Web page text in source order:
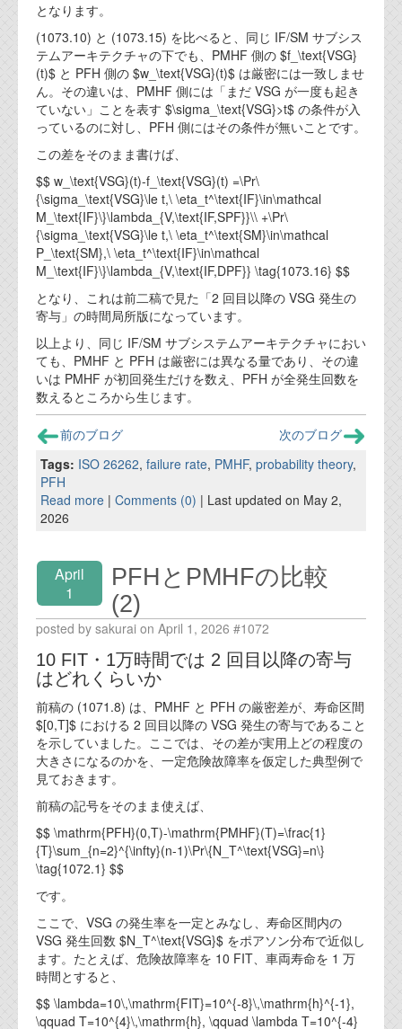
となります。
(1073.10) と (1073.15) を比べると、同じ IF/SM サブシス
テムアーキテクチャの下でも、PMHF 側の $f_\text{VSG}
(t)$ と PFH 側の $w_\text{VSG}(t)$ は厳密には一致しませ
ん。その違いは、PMHF 側には「まだ VSG が一度も起き
ていない」ことを表す $\sigma_\text{VSG}>t$ の条件が入
っているのに対し、PFH 側にはその条件が無いことです。
この差をそのまま書けば、
$$ w_\text{VSG}(t)-f_\text{VSG}(t) =\Pr\
{\sigma_\text{VSG}\le t,\ \eta_t^\text{IF}\in\mathcal
M_\text{IF}\}\lambda_{V,\text{IF,SPF}}\\ +\Pr\
{\sigma_\text{VSG}\le t,\ \eta_t^\text{SM}\in\mathcal
P_\text{SM},\ \eta_t^\text{IF}\in\mathcal
M_\text{IF}\}\lambda_{V,\text{IF,DPF}} \tag{1073.16} $$
となり、これは前二稿で見た「2 回目以降の VSG 発生の
寄与」の時間局所版になっています。
以上より、同じ IF/SM サブシステムアーキテクチャにおい
ても、PMHF と PFH は厳密には異なる量であり、その違
いは PMHF が初回発生だけを数え、PFH が全発生回数を
数えるところから生じます。
前のブログ
次のブログ
Tags: ISO 26262, failure rate, PMHF, probability theory,
PFH
Read more | Comments (0) | Last updated on May 2,
2026
April
1
PFHとPMHFの比較
(2)
posted by sakurai on April 1, 2026 #1072
10 FIT・1万時間では 2 回目以降の寄与
はどれくらいか
前稿の (1071.8) は、PMHF と PFH の厳密差が、寿命区間
$[0,T]$ における 2 回目以降の VSG 発生の寄与であること
を示していました。ここでは、その差が実用上どの程度の
大きさになるのかを、一定危険故障率を仮定した典型例で
見ておきます。
前稿の記号をそのまま使えば、
$$ \mathrm{PFH}(0,T)-\mathrm{PMHF}(T)=\frac{1}
{T}\sum_{n=2}^{\infty}(n-1)\Pr\{N_T^\text{VSG}=n\}
\tag{1072.1} $$
です。
ここで、VSG の発生率を一定とみなし、寿命区間内の
VSG 発生回数 $N_T^\text{VSG}$ をポアソン分布で近似し
ます。たとえば、危険故障率を 10 FIT、車両寿命を 1 万
時間とすると、
$$ \lambda=10\,\mathrm{FIT}=10^{-8}\,\mathrm{h}^{-1},
\qquad T=10^{4}\,\mathrm{h}, \qquad \lambda T=10^{-4}